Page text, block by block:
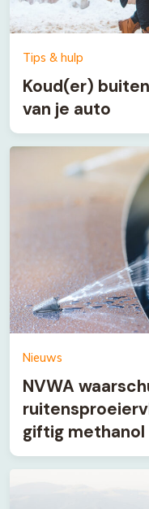
Tips & hulp
Koud(er)
van je auto
Nieuws
NVWA
giftig methanol